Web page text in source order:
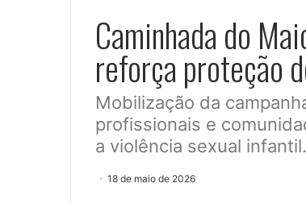
Caminhada do
reforça proteção
Mobilização da
profissionais e
a violência sexual infantil.
18 de maio de 2026